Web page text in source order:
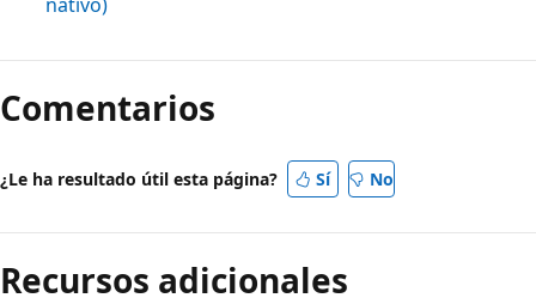
Comentarios
¿Le ha resultado útil esta página? Sí No
Recursos adicionales